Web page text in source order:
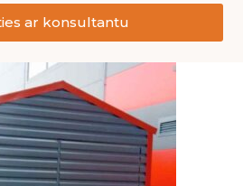
ar konsultantu